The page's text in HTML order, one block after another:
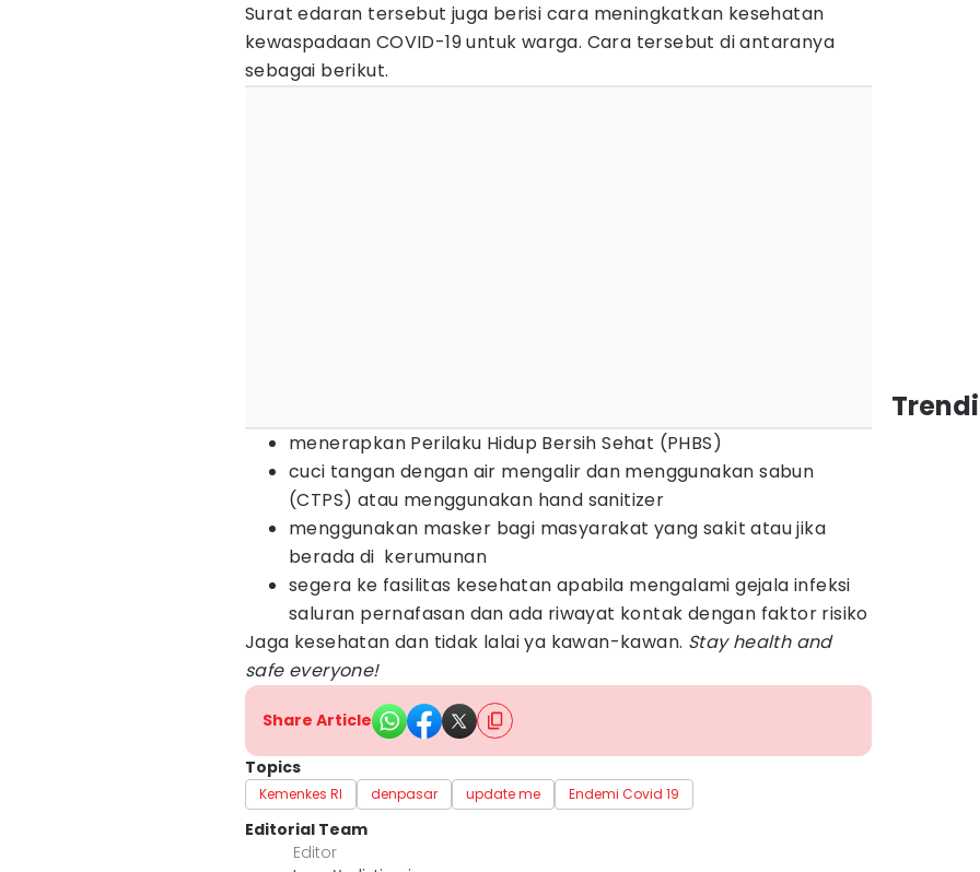
Surat edaran tersebut juga berisi cara meningkatkan kesehatan
kewaspadaan COVID-19 untuk warga. Cara tersebut di antaranya
sebagai berikut.
menerapkan Perilaku Hidup Bersih Sehat (PHBS)
cuci tangan dengan air mengalir dan menggunakan sabun
(CTPS) atau menggunakan hand sanitizer
menggunakan masker bagi masyarakat yang sakit atau jika
berada di kerumunan
segera ke fasilitas kesehatan apabila mengalami gejala infeksi
saluran pernafasan dan ada riwayat kontak dengan faktor risiko
Jaga kesehatan dan tidak lalai ya kawan-kawan. Stay health and
safe everyone!
Share Article
Topics
Kemenkes RI denpasar update me Endemi Covid 19
Editorial Team
Editor